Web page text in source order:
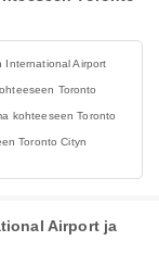
International Airport
Toronto
kohteeseen Toronto
Toronto Cityn
Airport ja